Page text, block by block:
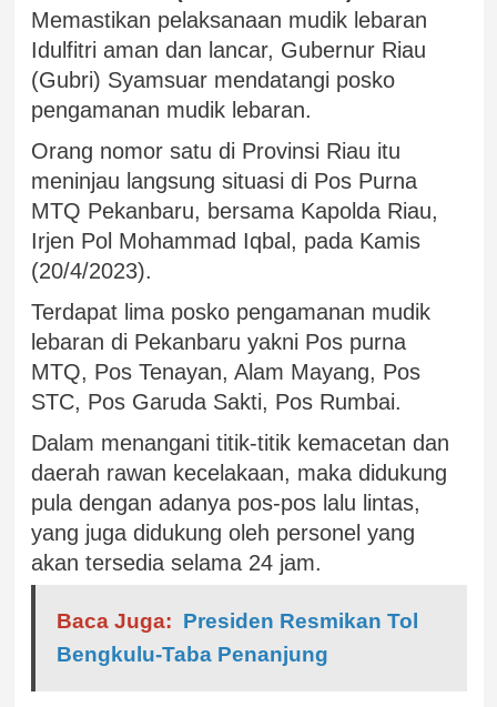
Memastikan pelaksanaan mudik lebaran
Idulfitri aman dan lancar, Gubernur Riau
(Gubri) Syamsuar mendatangi posko
pengamanan mudik lebaran.
Orang nomor satu di Provinsi Riau itu
meninjau langsung situasi di Pos Purna
MTQ Pekanbaru, bersama Kapolda Riau,
Irjen Pol Mohammad Iqbal, pada Kamis
(20/4/2023).
Terdapat lima posko pengamanan mudik
lebaran di Pekanbaru yakni Pos purna
MTQ, Pos Tenayan, Alam Mayang, Pos
STC, Pos Garuda Sakti, Pos Rumbai.
Dalam menangani titik-titik kemacetan dan
daerah rawan kecelakaan, maka didukung
pula dengan adanya pos-pos lalu lintas,
yang juga didukung oleh personel yang
akan tersedia selama 24 jam.
Baca Juga: Presiden Resmikan Tol
Bengkulu-Taba Penanjung